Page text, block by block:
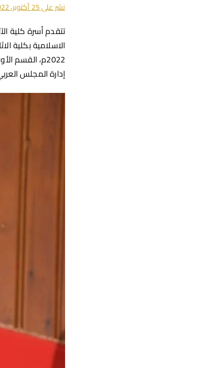
نشر على25 أكتوبر، 2022
تتقدم أسرة كلية
2022م،
القسم
إدارة المجلس